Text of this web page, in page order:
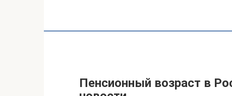
Пенсионный возраст в